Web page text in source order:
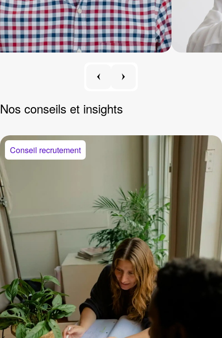
Nos conseils et insights
Conseil recrutement